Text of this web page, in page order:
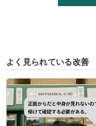
よく見られている改善